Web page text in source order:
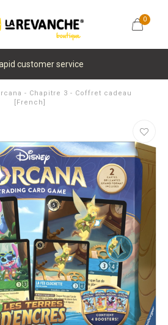
0
customer service
- Chapitre 3 - Coffret cadeau
[French]